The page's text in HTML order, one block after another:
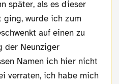
später, als es dieser
ging, wurde ich zum
auf einen zu
der Neunziger
Namen ich hier nicht
verraten, ich habe mich